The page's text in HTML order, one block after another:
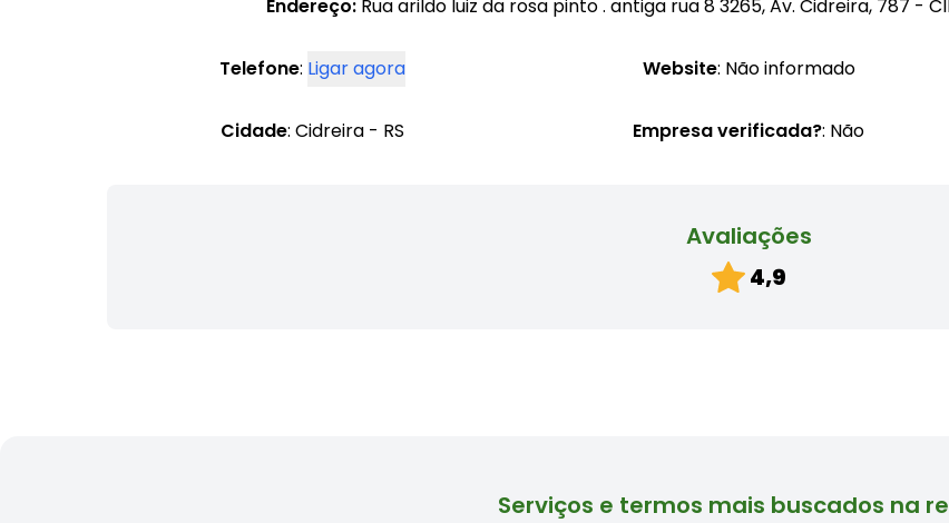
Endereço: Rua arildo luiz da rosa pinto . antiga rua 8 3265, Av. Cidreira, 787 -
Telefone: Ligar agora Website: Não informado
Cidade: Cidreira - RS Empresa verificada?: Não
Avaliações
4,9
Serviços e termos mais buscados na